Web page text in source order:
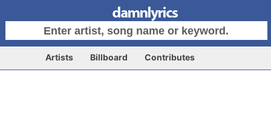
Artists Billboard Contributes